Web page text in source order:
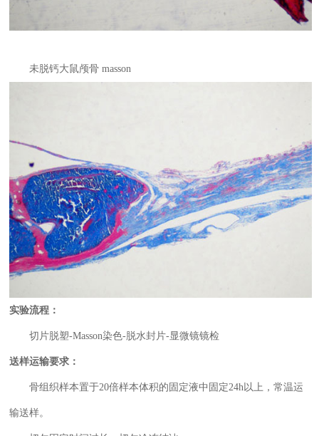
未脱钙大鼠颅骨 masson
实验流程：
切片脱塑-Masson染色-脱水封片-显微镜镜检
送样运输要求：
骨组织样本置于20倍样本体积的固定液中固定24h以上，常温运
输送样。